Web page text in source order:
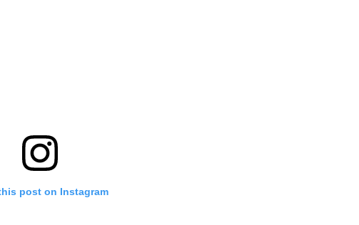
post on Instagram